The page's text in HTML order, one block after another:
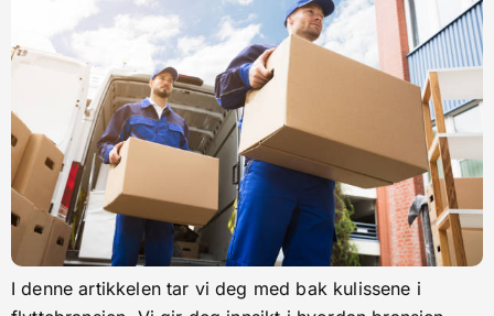
I denne artikkelen tar vi deg med bak kulissene i